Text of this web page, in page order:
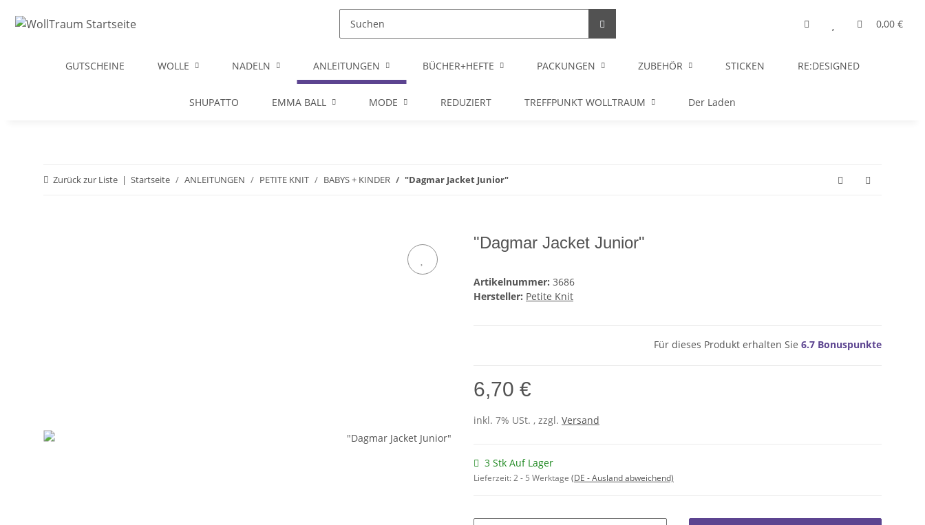
0,00 €
GUTSCHEINE WOLLE NADELN ANLEITUNGEN BÜCHER+HEFTE PACKUNGEN ZUBEHÖR STICKEN RE:DESIGNED
SHUPATTO EMMA BALL MODE REDUZIERT TREFFPUNKT WOLLTRAUM Der Laden
Zurück zur Liste Startseite ANLEITUNGEN PETITE KNIT BABYS + KINDER "Dagmar Jacket Junior"
"Dagmar Jacket Junior"
Artikelnummer: 3686
Hersteller: Petite Knit
Für dieses Produkt erhalten Sie 6.7 Bonuspunkte
6,70 €
inkl. 7% USt. , zzgl. Versand
3 Stk Auf Lager
Lieferzeit:2 - 5 Werktage (DE - Ausland abweichend)